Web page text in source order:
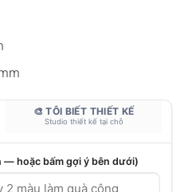
🎨 TÔI BIẾT THIẾT KẾ
Studio thiết kế tại chỗ
— hoặc bấm gợi ý bên dưới)